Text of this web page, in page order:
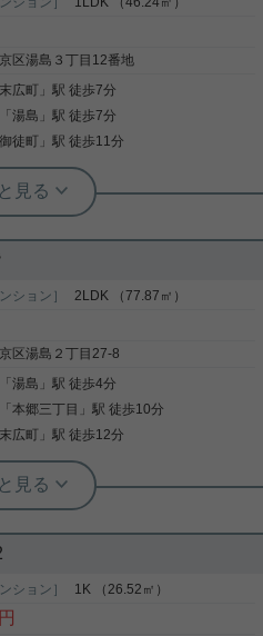
可能となっております！ フリーレントも
物件ですので最初の賃料もかかりませ
区湯島３丁目12番地
末広町 」駅 徒歩7分
「湯島 」駅 徒歩7分
御徒町 」駅 徒歩11分
板東翔
ザイン金賞の設計事務所が設
スの良さ 複数
線が利用可能で、大手町、霞ヶ関、新
など都内主要ビジネス街へダイレクトに
きます。自転車があれば秋葉原や上野、
ンプルかつモダンな内装デザインが魅
イレ別、システムキッチン、独立洗面
燥機など、日々の暮らしの質を高める充
揃っています。（※お部屋の実際の仕様
てください） ■ 安心・安全のセキ
オートロックや防犯カメラ、TVモニター付
ホンを完備。夜間の一人歩きも安心な文
島天神や上野恩賜公園、こだわりの飲食
しめる贅沢なロケーションです。 気にな
気軽にお問い合わせください。 ご連絡お
詳細を見る
ション］ 2LDK （77.87㎡）
区湯島２丁目27-8
「湯島 」駅 徒歩4分
「本郷三丁目 」駅 徒歩10分
末広町 」駅 徒歩12分
ム株式会社 根津駅前センター） スタ
の2LDK☆最上階1フロア1世
ロア1世帯で広めの2LDK 独立キッチン5
ダイニング14.5帖 洋室は10帖、5.5帖
ルリノベーションしています 是非一
ション］ 1K （26.52㎡）